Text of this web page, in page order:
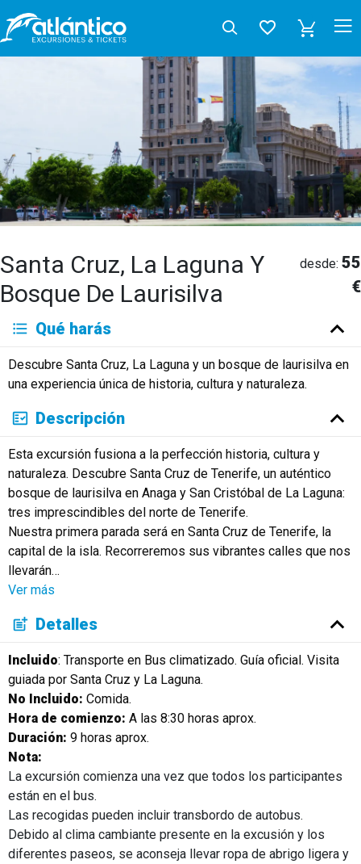
Santa Cruz, La Laguna Y
Bosque De Laurisilva
desde: 55
€
Qué harás
Descubre Santa Cruz, La Laguna y un bosque de laurisilva en
una experiencia única de historia, cultura y naturaleza.
Descripción
Esta excursión fusiona a la perfección historia, cultura y
naturaleza. Descubre Santa Cruz de Tenerife, un auténtico
bosque de laurisilva en Anaga y San Cristóbal de La Laguna:
tres imprescindibles del norte de Tenerife.
Nuestra primera parada será en Santa Cruz de Tenerife, la
capital de la isla. Recorreremos sus vibrantes calles que nos
llevarán…
Ver más
Detalles
Incluido: Transporte en Bus climatizado. Guía oficial. Visita
guiada por Santa Cruz y La Laguna.
No Incluido: Comida.
Hora de comienzo: A las 8:30 horas aprox.
Duración: 9 horas aprox.
Nota:
La excursión comienza una vez que todos los participantes
están en el bus.
Las recogidas pueden incluir transbordo de autobus.
Debido al clima cambiante presente en la excusión y los
diferentes paseos, se aconseja llevar ropa de abrigo ligera y